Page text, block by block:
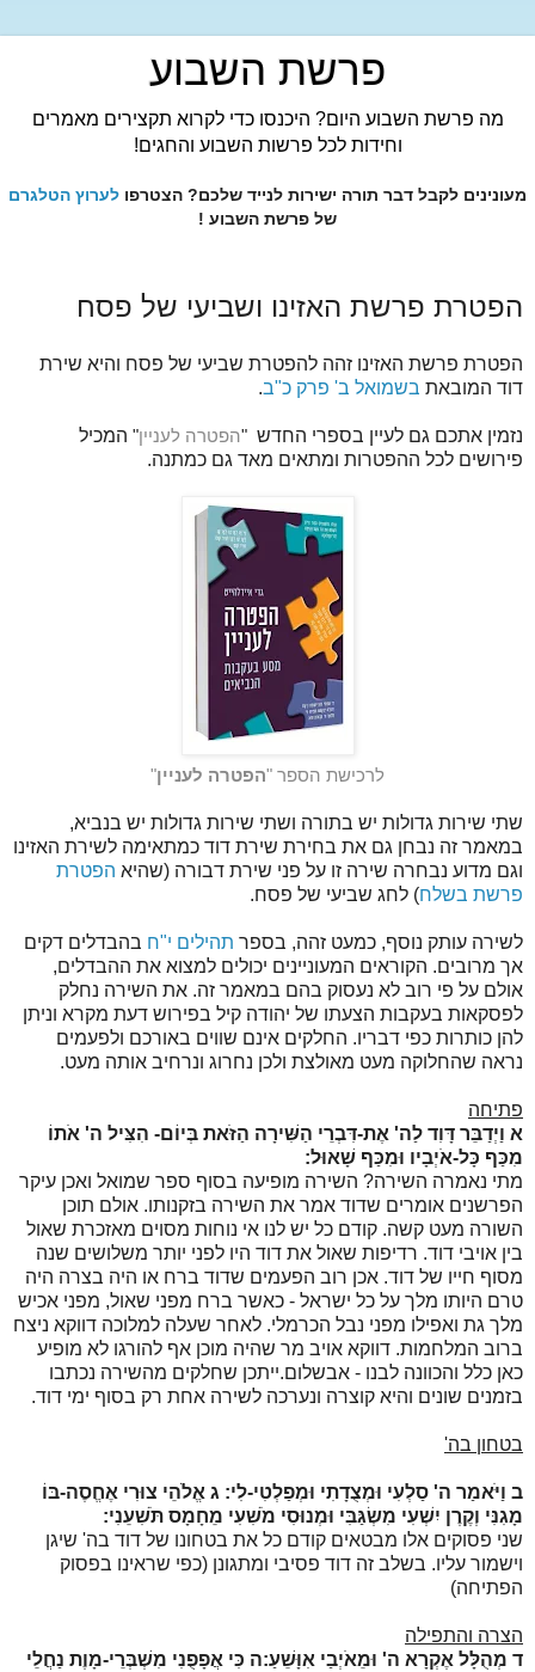
פרשת השבוע
מה פרשת השבוע היום? היכנסו כדי לקרוא תקצירים מאמרים
וחידות לכל פרשות השבוע והחגים!
מעונינים לקבל דבר תורה ישירות לנייד שלכם? הצטרפו לערוץ הטלגרם
של פרשת השבוע !
הפטרת פרשת האזינו ושביעי של פסח
הפטרת פרשת האזינו זהה להפטרת שביעי של פסח והיא שירת
דוד המובאת בשמואל ב' פרק כ"ב.
נזמין אתכם גם לעיין בספרי החדש "הפטרה לעניין" המכיל
פירושים לכל ההפטרות ומתאים מאד גם כמתנה.
לרכישת הספר "הפטרה לעניין"
שתי שירות גדולות יש בתורה ושתי שירות גדולות יש בנביא,
במאמר זה נבחן גם את בחירת שירת דוד כמתאימה לשירת האזינו
וגם מדוע נבחרה שירה זו על פני שירת דבורה (שהיא הפטרת
פרשת בשלח) לחג שביעי של פסח.
לשירה עותק נוסף, כמעט זהה, בספר תהילים י"ח בהבדלים דקים
אך מרובים. הקוראים המעוניינים יכולים למצוא את ההבדלים,
אולם על פי רוב לא נעסוק בהם במאמר זה. את השירה נחלק
לפסקאות בעקבות הצעתו של יהודה קיל בפירוש דעת מקרא וניתן
להן כותרות כפי דבריו. החלקים אינם שווים באורכם ולפעמים
נראה שהחלוקה מעט מאולצת ולכן נחרוג ונרחיב אותה מעט.
פתיחה
א וַיְדַבֵּר דָּוִד לַה' אֶת-דִּבְרֵי הַשִּׁירָה הַזֹּאת בְּיוֹם- הִצִּיל ה' אֹתוֹ
מִכַּף כָּל-אֹיְבָיו וּמִכַּף שָׁאוּל:
מתי נאמרה השירה? השירה מופיעה בסוף ספר שמואל ואכן עיקר
הפרשנים אומרים שדוד אמר את השירה בזקנותו. אולם תוכן
השורה מעט קשה. קודם כל יש לנו אי נוחות מסוים מאזכרת שאול
בין אויבי דוד. רדיפות שאול את דוד היו לפני יותר משלושים שנה
מסוף חייו של דוד. אכן רוב הפעמים שדוד ברח או היה בצרה היה
טרם היותו מלך על כל ישראל - כאשר ברח מפני שאול, מפני אכיש
מלך גת ואפילו מפני נבל הכרמלי. לאחר שעלה למלוכה דווקא ניצח
ברוב המלחמות. דווקא אויב מר שהיה מוכן אף להורגו לא מופיע
כאן כלל והכוונה לבנו - אבשלום.ייתכן שחלקים מהשירה נכתבו
בזמנים שונים והיא קוצרה ונערכה לשירה אחת רק בסוף ימי דוד.
בטחון בה'
ב וַיֹּאמַר ה' סַלְעִי וּמְצֻדָתִי וּמְפַלְטִי-לִי: ג אֱלֹהֵי צוּרִי אֶחֱסֶה-בּוֹ
מָגִנִּי וְקֶרֶן יִשְׁעִי מִשְׂגַּבִּי וּמְנוּסִי מֹשִׁעִי מֵחָמָס תֹּשִׁעֵנִי:
שני פסוקים אלו מבטאים קודם כל את בטחונו של דוד בה' שיגן
וישמור עליו. בשלב זה דוד פסיבי ומתגונן (כפי שראינו בפסוק
הפתיחה)
הצרה והתפילה
ד מְהֻלָּל אֶקְרָא ה' וּמֵאֹיְבַי אִוָּשֵׁעַ:ה כִּי אֲפָפֻנִי מִשְׁבְּרֵי-מָוֶת נַחֲלֵי